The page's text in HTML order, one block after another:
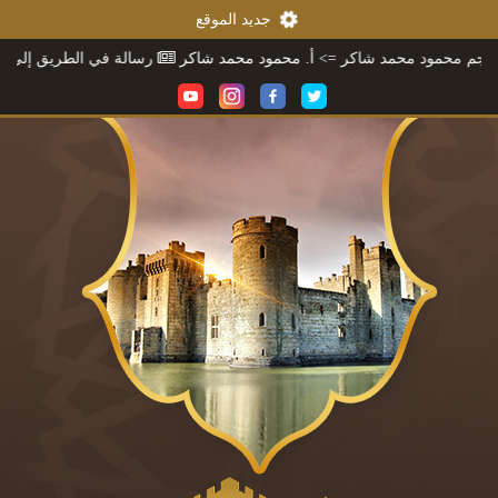
جديد الموقع
رسالة في الطريق إلى ثقافتنا=> أ. شاكر=> أ. محمود محمد شاكر